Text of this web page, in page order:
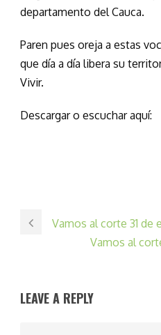
departamento del Cauca.
Paren pues oreja a estas
que día a día libera su
Vivir.
Descargar o escuchar aquí:
Vamos al corte 31 de
Vamos al
LEAVE A REPLY